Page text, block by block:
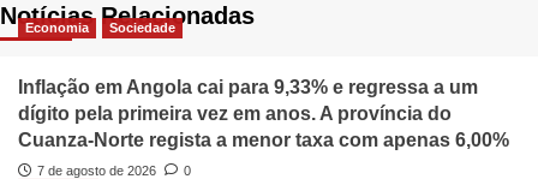
Notícias Relacionadas
Economia Sociedade
Inflação em Angola cai para 9,33% e regressa a um
dígito pela primeira vez em anos. A província do
Cuanza-Norte regista a menor taxa com apenas 6,00%
7 de agosto de 2026
0